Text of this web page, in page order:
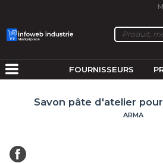
FOURNISSEURS
Savon pâte d'atelier
ARMA